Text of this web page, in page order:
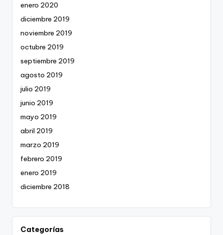
enero 2020
diciembre 2019
noviembre 2019
octubre 2019
septiembre 2019
agosto 2019
julio 2019
junio 2019
mayo 2019
abril 2019
marzo 2019
febrero 2019
enero 2019
diciembre 2018
Categorías